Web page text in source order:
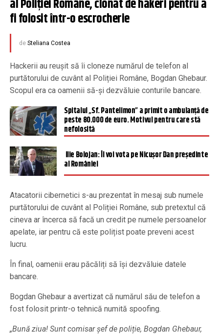
al Poliției Române, clonat de hakeri pentru a
fi folosit într-o escrocherie
de Steliana Costea
Hackerii au reușit să îi cloneze numărul de telefon al
purtătorului de cuvânt al Poliției Române, Bogdan Ghebaur.
Scopul era ca oamenii să-și dezvăluie conturile bancare.
Spitalul „Sf. Pantelimon” a primit o ambulanţă de
peste 80.000 de euro. Motivul pentru care stă
nefolosită
Ilie Bolojan: Îl voi vota pe Nicușor Dan președinte
al României
Atacatorii cibernetici s-au prezentat în mesaj sub numele
purtătorului de cuvânt al Poliției Române, sub pretextul că
cineva ar încerca să facă un credit pe numele persoanelor
apelate, iar pentru că este polițist poate preveni acest
lucru.
În final, oamenii erau păcăliți să își dezvăluie datele
bancare.
Bogdan Ghebaur a avertizat că numărul său de telefon a
fost folosit printr-o tehnică numită spoofing.
„Bună ziua! Sunt comisar șef de poliție, Bogdan Ghebaur,